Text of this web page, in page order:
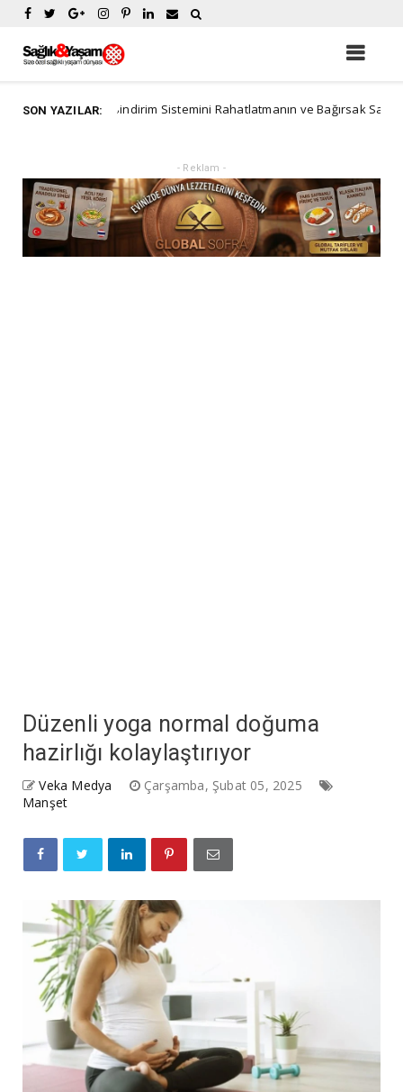
SON YAZILAR:
Sindirim Sistemini Rahatlatmanın ve Bağırsak Sağlığını
- Reklam -
Düzenli yoga normal doğuma
hazirlığı kolaylaştırıyor
Veka Medya
Çarşamba, Şubat 05, 2025
Manşet